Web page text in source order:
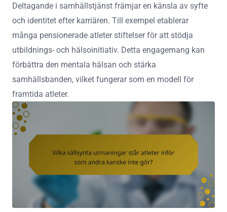
Deltagande i samhällstjänst främjar en känsla av syfte
och identitet efter karriären. Till exempel etablerar
många pensionerade atleter stiftelser för att stödja
utbildnings- och hälsoinitiativ. Detta engagemang kan
förbättra den mentala hälsan och stärka
samhällsbanden, vilket fungerar som en modell för
framtida atleter.